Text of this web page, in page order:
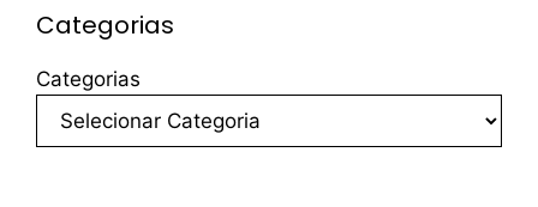
Categorias
Categorias